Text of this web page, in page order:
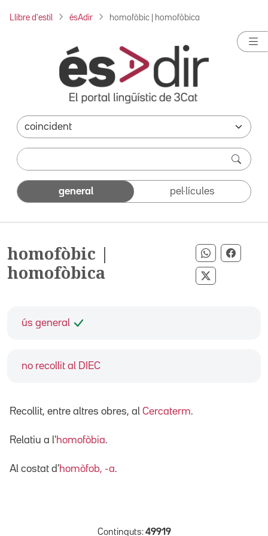
Llibre d'estil ésAdir homofòbic | homofòbica
general pel·lícules
homofòbic |
homofòbica
Compartir
Compartir
ús general
no recollit al DIEC
Recollit, entre altres obres, al Cercaterm.
Relatiu a l'homofòbia.
Al costat d'homòfob, -a.
Continguts: 49919